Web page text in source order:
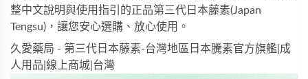
整中文說明與使用指引的正品第三代日本藤素(Japan
Tengsu) ，讓您安心選購、放心使用。
久愛藥局 - 第三代日本藤素-台灣地區日本騰素官方旗艦|成
人用品|線上商城|台灣